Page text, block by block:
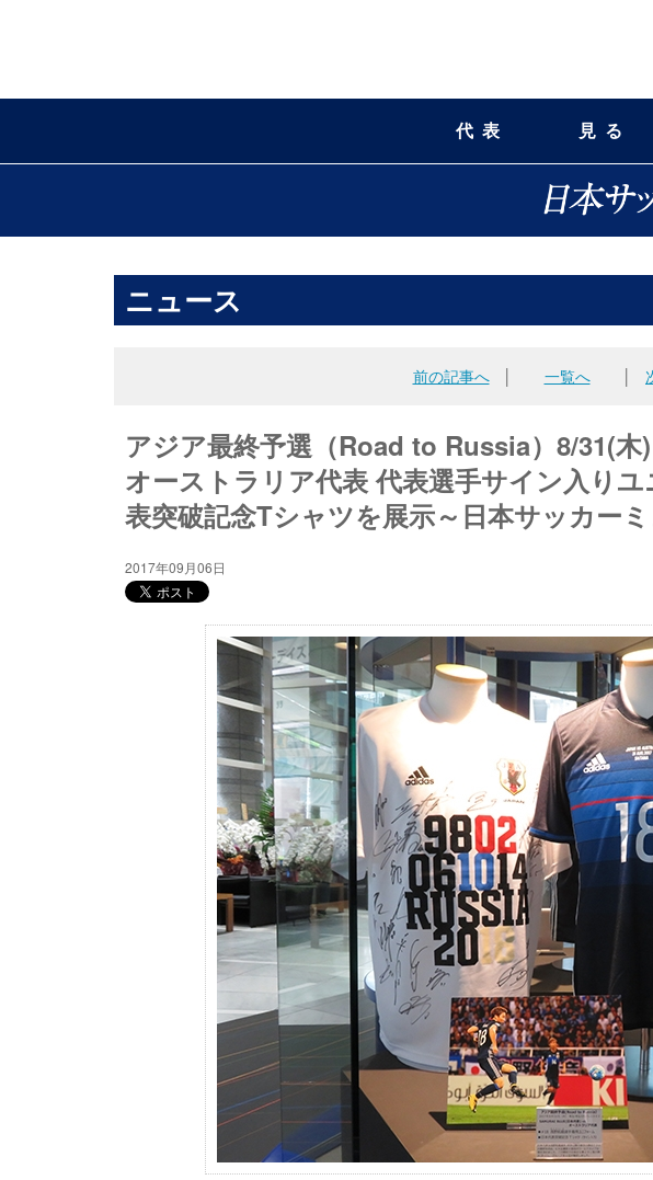
代表 見る
ニュース
前の記事へ│ 一覧へ
アジア最終予選（Road to Russia）8/31(
オーストラリア代表 代表選手サイン入り
表突破記念Tシャツを展示～日本サッカー
2017年09月06日